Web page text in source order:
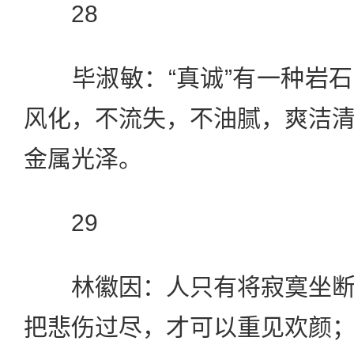
28
毕淑敏：“真诚”有一种岩石
风化，不流失，不油腻，爽洁
金属光泽。
29
林徽因：人只有将寂寞坐断
把悲伤过尽，才可以重见欢颜